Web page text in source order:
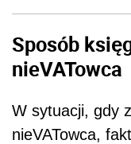
Sposób
nieVATowca
W sytuacji, gdy
nieVATowca,